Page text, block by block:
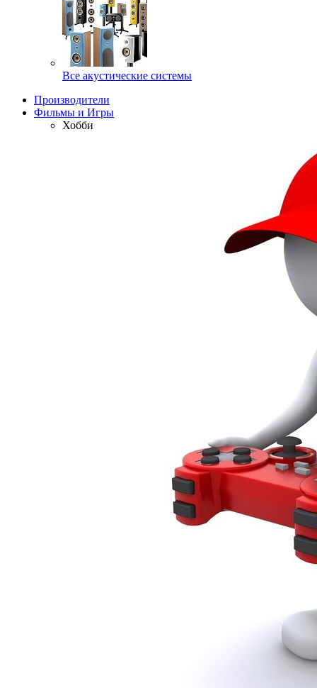
Все акустические системы
Производители
Фильмы и Игры
Хобби